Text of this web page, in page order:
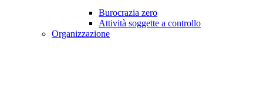
Burocrazia zero
Attività soggette a controllo
Organizzazione